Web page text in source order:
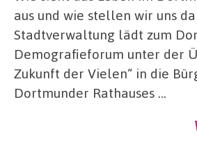
aus und wie stellen wir uns
Stadtverwaltung lädt zum
Demografieforum unter der
Zukunft der Vielen“ in die
Dortmunder Rathauses …